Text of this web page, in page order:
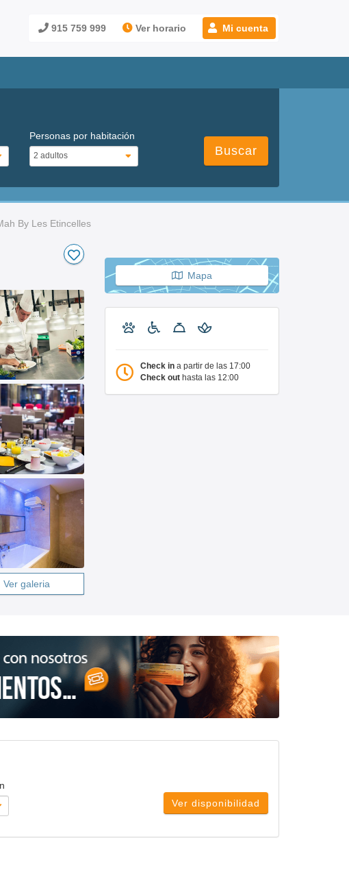
915 759 999 Ver horario Mi cuenta
Personas por habitación
Buscar
By Les Etincelles
Ver galeria
Mapa
Check in a partir de las 17:00
Check out hasta las 12:00
Ver disponibilidad